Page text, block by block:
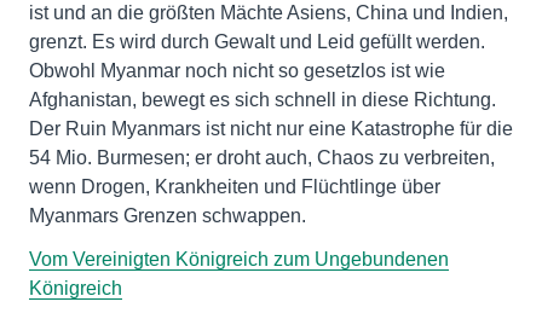
ist und an die größten Mächte Asiens, China und Indien,
grenzt. Es wird durch Gewalt und Leid gefüllt werden.
Obwohl Myanmar noch nicht so gesetzlos ist wie
Afghanistan, bewegt es sich schnell in diese Richtung.
Der Ruin Myanmars ist nicht nur eine Katastrophe für die
54 Mio. Burmesen; er droht auch, Chaos zu verbreiten,
wenn Drogen, Krankheiten und Flüchtlinge über
Myanmars Grenzen schwappen.
Vom Vereinigten Königreich zum Ungebundenen
Königreich